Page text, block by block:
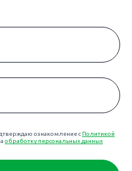
ознакомление с Политикой
обработку персональных данных